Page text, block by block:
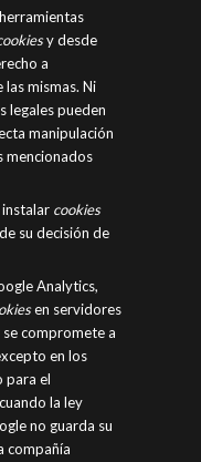
y desde
a
mismas. Ni
legales pueden
manipulación
instalar cookies
su decisión de
Analytics,
en servidores
compromete a
en los
para el
la ley
no guarda su
compañía